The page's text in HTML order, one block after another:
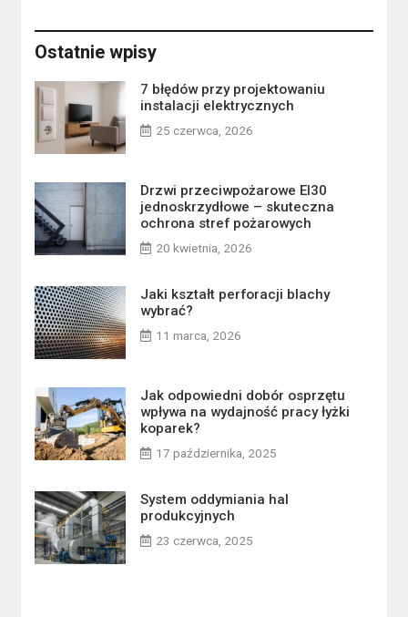
Ostatnie wpisy
7 błędów przy projektowaniu
instalacji elektrycznych
25 czerwca, 2026
Drzwi przeciwpożarowe EI30
jednoskrzydłowe – skuteczna
ochrona stref pożarowych
20 kwietnia, 2026
Jaki kształt perforacji blachy
wybrać?
11 marca, 2026
Jak odpowiedni dobór osprzętu
wpływa na wydajność pracy łyżki
koparek?
17 października, 2025
System oddymiania hal
produkcyjnych
23 czerwca, 2025